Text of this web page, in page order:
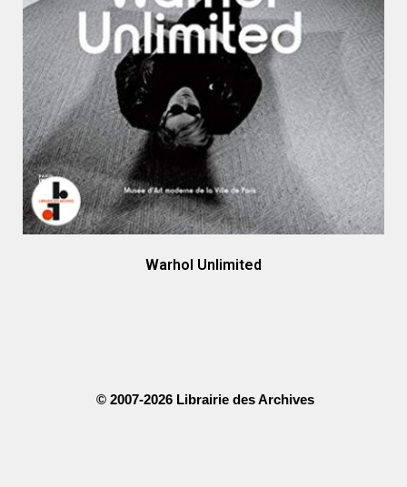
Warhol Unlimited
© 2007-2026 Librairie des Archives